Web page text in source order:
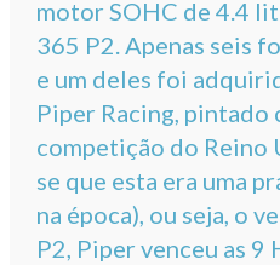
motor SOHC de 4.4
365 P2. Apenas seis
e um deles foi
Piper Racing, pintado
competição do Reino
se que esta era uma
na época), ou seja, o
P2, Piper venceu as 9